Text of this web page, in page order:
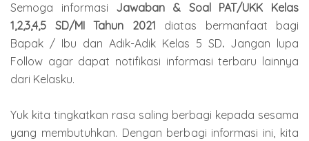
Semoga informasi Jawaban & Soal PAT/UKK Kelas
1,2,3,4,5 SD/MI Tahun 2021 diatas bermanfaat bagi
Bapak / Ibu dan Adik-Adik Kelas 5 SD. Jangan lupa
Follow agar dapat notifikasi informasi terbaru lainnya
dari Kelasku.
Yuk kita tingkatkan rasa saling berbagi kepada sesama
yang membutuhkan. Dengan berbagi informasi ini, kita